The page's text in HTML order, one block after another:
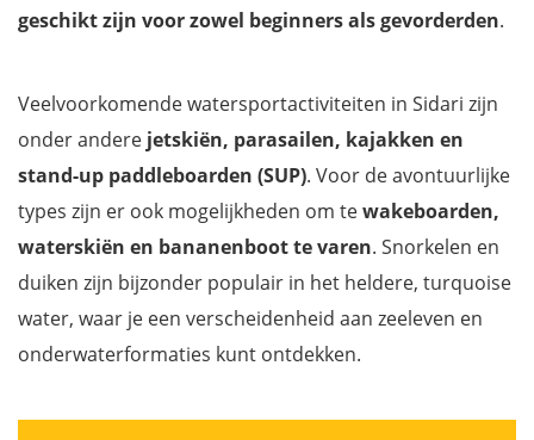
geschikt zijn voor zowel beginners als gevorderden.
Veelvoorkomende watersportactiviteiten in Sidari zijn
onder andere jetskiën, parasailen, kajakken en
stand-up paddleboarden (SUP). Voor de avontuurlijke
types zijn er ook mogelijkheden om tewakeboarden,
waterskiën en bananenbootte varen. Snorkelen en
duiken zijn bijzonder populair in het heldere, turquoise
water, waar je een verscheidenheid aan zeeleven en
onderwaterformaties kunt ontdekken.